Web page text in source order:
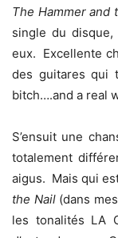
The Hammer and
single du
eux. Excellente
des guitares qui
bitch….and a real
S’ensuit une
totalement
aigus. Mais qui
the Nail(dans
les tonalités LA